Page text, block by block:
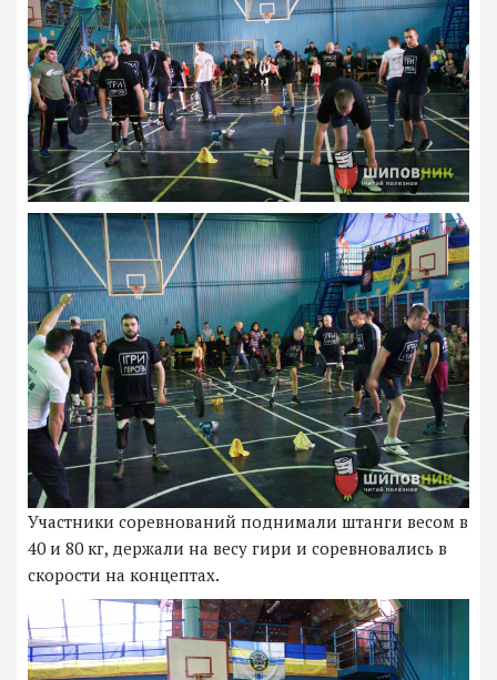
Участники соревнований поднимали штанги весом в
40 и 80 кг, держали на весу гири и соревновались в
скорости на концептах.